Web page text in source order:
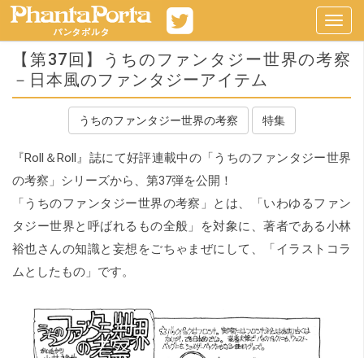
【第37回】うちのファンタジー世界の考察
－日本風のファンタジーアイテム
うちのファンタジー世界の考察 特集
『Roll＆Roll』誌にて好評連載中の「うちのファンタジー世界
の考察」シリーズから、第37弾を公開！
「うちのファンタジー世界の考察」とは、「いわゆるファン
タジー世界と呼ばれるもの全般」を対象に、著者である小林
裕也さんの知識と妄想をごちゃまぜにして、「イラストコラ
ムとしたもの」です。